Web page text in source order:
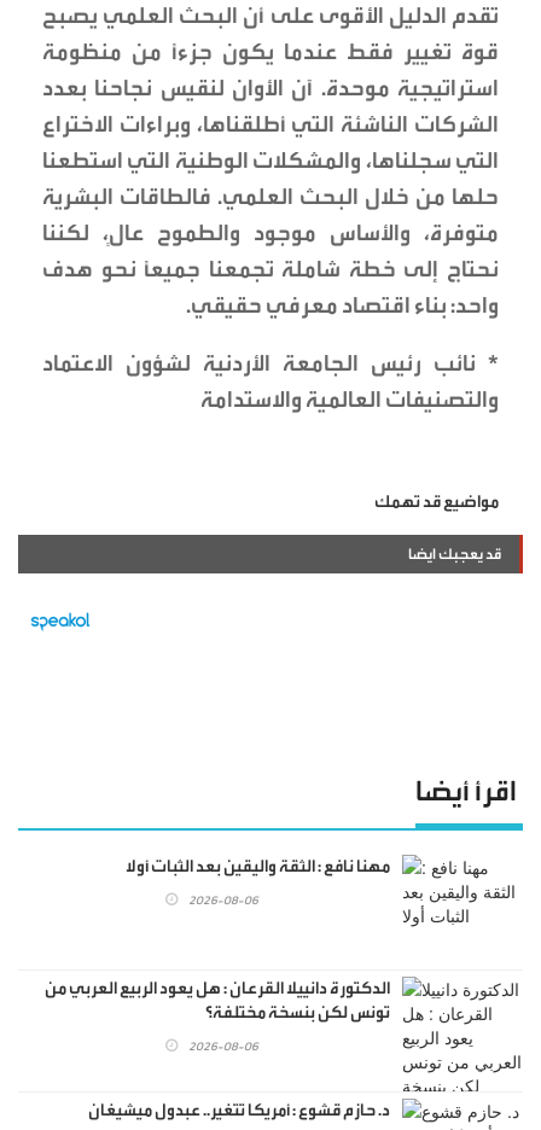
تقدم الدليل الأقوى على أن البحث العلمي يصبح
قوة تغيير فقط عندما يكون جزءًا من منظومة
استراتيجية موحدة. آن الأوان لنقيس نجاحنا بعدد
الشركات الناشئة التي أطلقناها، وبراءات الاختراع
التي سجلناها، والمشكلات الوطنية التي استطعنا
حلها من خلال البحث العلمي. فالطاقات البشرية
متوفرة، والأساس موجود والطموح عالٍ، لكننا
نحتاج إلى خطة شاملة تجمعنا جميعًا نحو هدف
واحد: بناء اقتصاد معرفي حقيقي.
* نائب رئيس الجامعة الأردنية لشؤون الاعتماد
والتصنيفات العالمية والاستدامة
مواضيع قد تهمك
قد يعجبك ايضا
اقرأ أيضا
مهنا نافع : الثقة واليقين بعد الثبات أولا
2026-08-06
الدكتورة دانييلا القرعان : هل يعود الربيع العربي من
تونس لكن بنسخة مختلفة؟
2026-08-06
د. حازم قشوع : أمريكا تتغير.. عبدول ميشيغان